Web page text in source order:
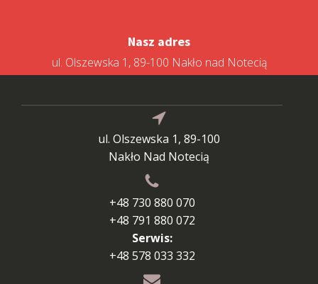
Nasz adres
ul. Olszewska 1, 89-100 Nakło nad Notecią
ul. Olszewska 1, 89-100
Nakło Nad Notecią
+48 730 880 070
+48 791 880 072
Serwis:
+48 578 033 332